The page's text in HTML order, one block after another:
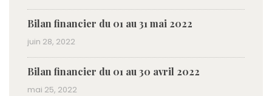
Bilan financier du 01 au 31 mai 2022
juin 28, 2022
Bilan financier du 01 au 30 avril 2022
mai 25, 2022